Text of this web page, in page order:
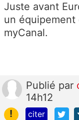
Juste avant
un équipement
myCanal.
Publié par
14h12
!
citer